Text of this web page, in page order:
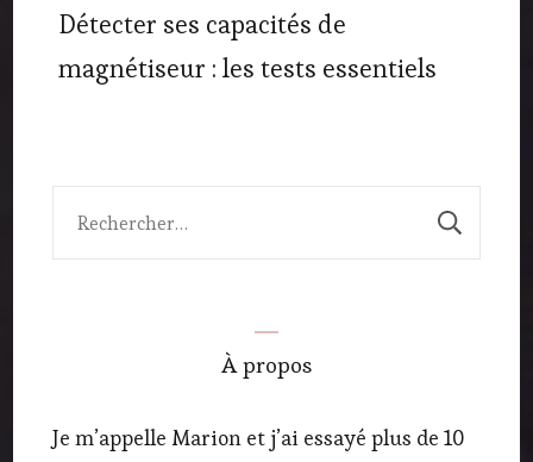
Détecter ses capacités de
magnétiseur : les tests essentiels
À propos
Je m’appelle Marion et j’ai essayé plus de 10